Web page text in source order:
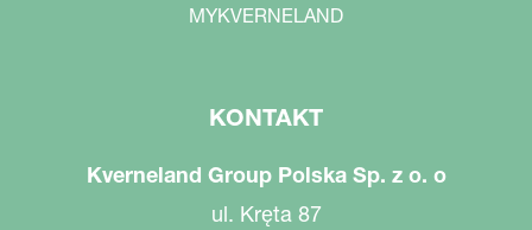
MYKVERNELAND
KONTAKT
Kverneland Group Polska Sp. z o. o
ul. Kręta 87